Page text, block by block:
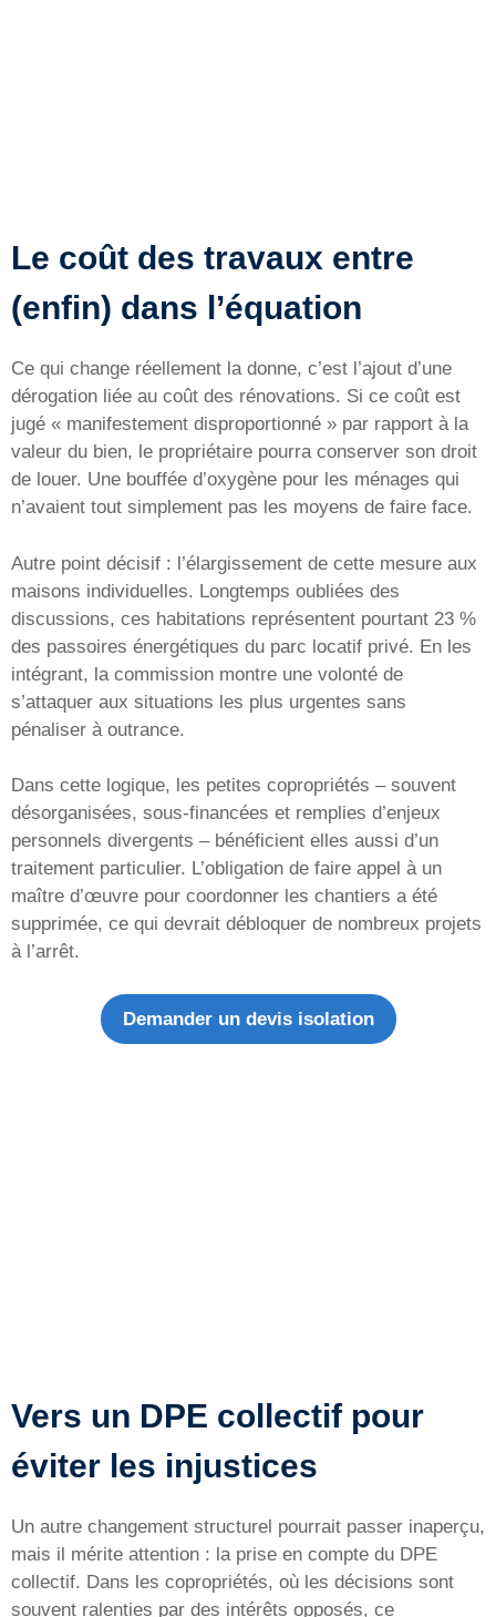
Le coût des travaux entre
(enfin) dans l’équation
Ce qui change réellement la donne, c’est l’ajout d’une
dérogation liée au coût des rénovations. Si ce coût est
jugé « manifestement disproportionné » par rapport à la
valeur du bien, le propriétaire pourra conserver son droit
de louer. Une bouffée d’oxygène pour les ménages qui
n’avaient tout simplement pas les moyens de faire face.
Autre point décisif : l’élargissement de cette mesure aux
maisons individuelles. Longtemps oubliées des
discussions, ces habitations représentent pourtant 23 %
des passoires énergétiques du parc locatif privé. En les
intégrant, la commission montre une volonté de
s’attaquer aux situations les plus urgentes sans
pénaliser à outrance.
Dans cette logique, les petites copropriétés – souvent
désorganisées, sous-financées et remplies d’enjeux
personnels divergents – bénéficient elles aussi d’un
traitement particulier. L’obligation de faire appel à un
maître d’œuvre pour coordonner les chantiers a été
supprimée, ce qui devrait débloquer de nombreux projets
à l’arrêt.
Demander un devis isolation
Vers un DPE collectif pour
éviter les injustices
Un autre changement structurel pourrait passer inaperçu,
mais il mérite attention : la prise en compte du DPE
collectif. Dans les copropriétés, où les décisions sont
souvent ralenties par des intérêts opposés, ce